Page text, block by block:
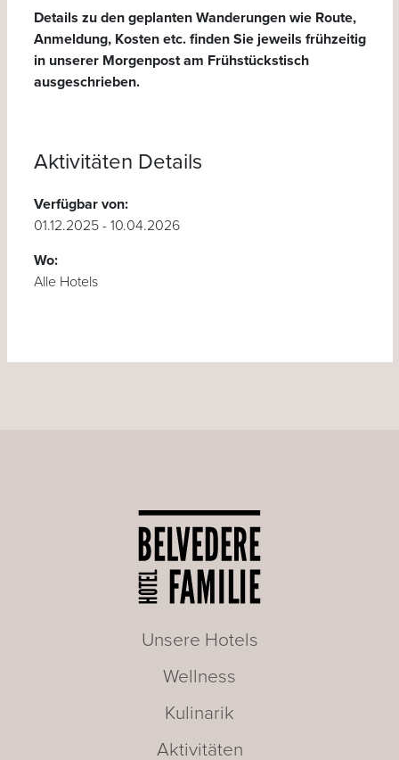
Details zu den geplanten Wanderungen wie Route,
Anmeldung, Kosten etc. finden Sie jeweils frühzeitig
in unserer Morgenpost am Frühstückstisch
ausgeschrieben.
Aktivitäten Details
Verfügbar von:
01.12.2025 - 10.04.2026
Wo:
Alle Hotels
Unsere Hotels
Wellness
Kulinarik
Aktivitäten